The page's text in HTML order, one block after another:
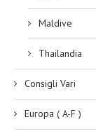
Maldive
Thailandia
Consigli Vari
Europa ( A-F )